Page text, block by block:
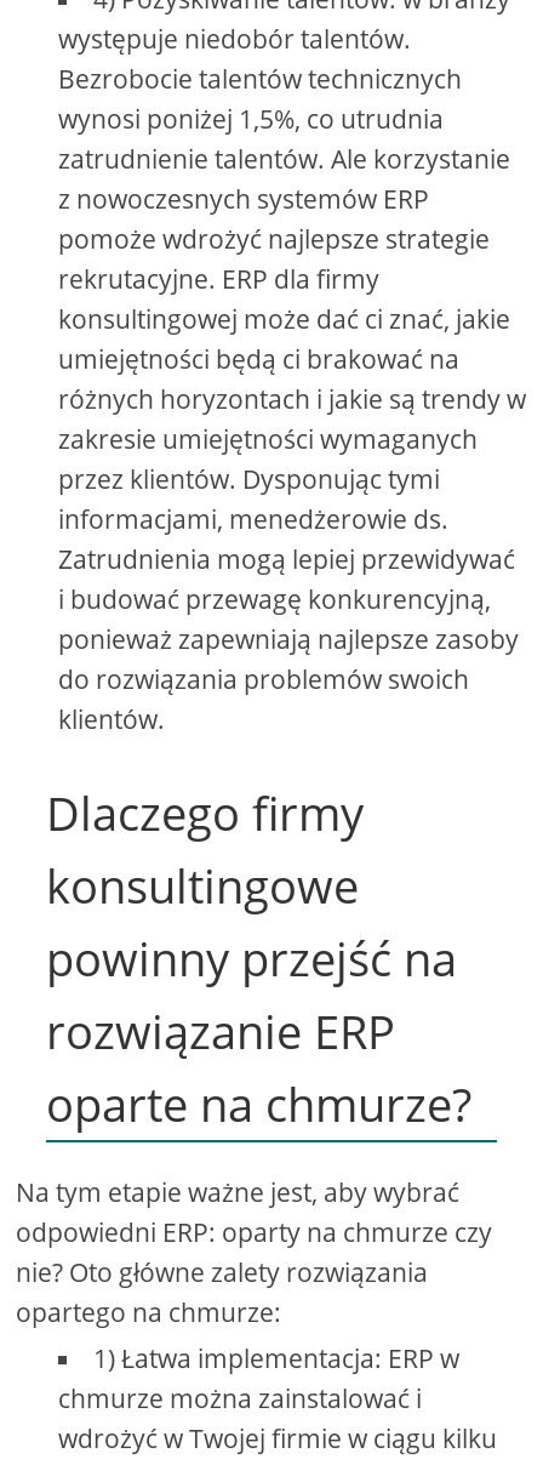
występuje niedobór talentów.
Bezrobocie talentów technicznych
wynosi poniżej 1,5%, co utrudnia
zatrudnienie talentów. Ale korzystanie
z nowoczesnych systemów ERP
pomoże wdrożyć najlepsze strategie
rekrutacyjne. ERP dla firmy
konsultingowej może dać ci znać, jakie
umiejętności będą ci brakować na
różnych horyzontach i jakie są trendy w
zakresie umiejętności wymaganych
przez klientów. Dysponując tymi
informacjami, menedżerowie ds.
Zatrudnienia mogą lepiej przewidywać
i budować przewagę konkurencyjną,
ponieważ zapewniają najlepsze zasoby
do rozwiązania problemów swoich
klientów.
Dlaczego firmy
konsultingowe
powinny przejść na
rozwiązanie ERP
oparte na chmurze?
Na tym etapie ważne jest, aby wybrać
odpowiedni ERP: oparty na chmurze czy
nie? Oto główne zalety rozwiązania
opartego na chmurze:
1) Łatwa implementacja: ERP w
chmurze można zainstalować i
wdrożyć w Twojej firmie w ciągu kilku